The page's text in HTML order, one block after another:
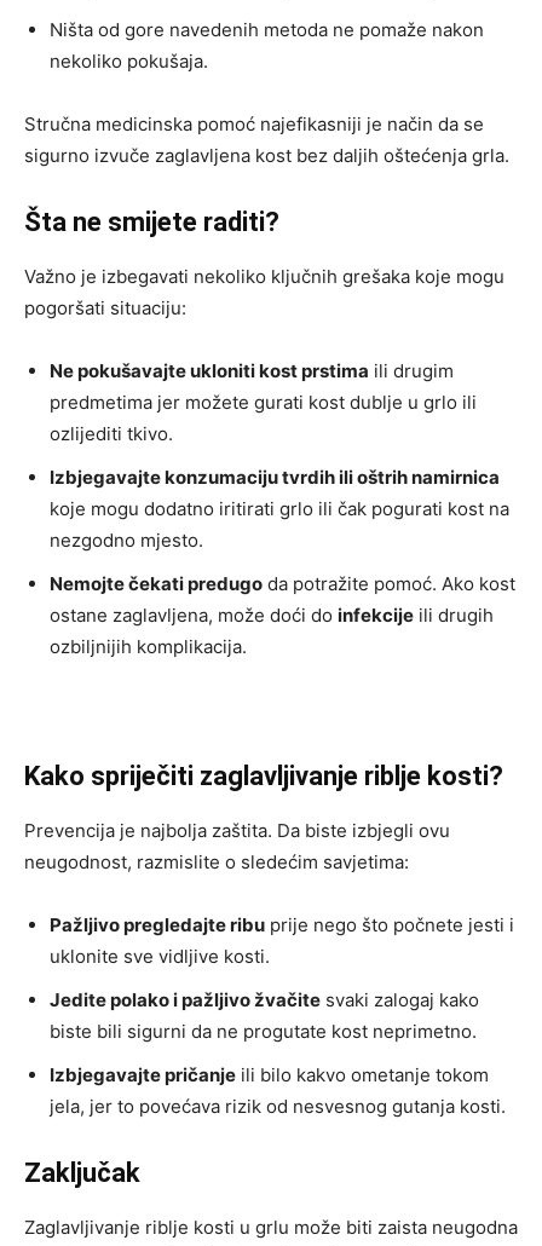
Ništa od gore navedenih metoda ne pomaže nakon
nekoliko pokušaja.
Stručna medicinska pomoć najefikasniji je način da se
sigurno izvuče zaglavljena kost bez daljih oštećenja grla.
Šta ne smijete raditi?
Važno je izbegavati nekoliko ključnih grešaka koje mogu
pogoršati situaciju:
Ne pokušavajte ukloniti kost prstima ili drugim
predmetima jer možete gurati kost dublje u grlo ili
ozlijediti tkivo.
Izbjegavajte konzumaciju tvrdih ili oštrih namirnica
koje mogu dodatno iritirati grlo ili čak pogurati kost na
nezgodno mjesto.
Nemojte čekati predugo da potražite pomoć. Ako kost
ostane zaglavljena, može doći do infekcije ili drugih
ozbiljnijih komplikacija.
Kako spriječiti zaglavljivanje riblje kosti?
Prevencija je najbolja zaštita. Da biste izbjegli ovu
neugodnost, razmislite o sledećim savjetima:
Pažljivo pregledajte ribu prije nego što počnete jesti i
uklonite sve vidljive kosti.
Jedite polako i pažljivo žvačite svaki zalogaj kako
biste bili sigurni da ne progutate kost neprimetno.
Izbjegavajte pričanje ili bilo kakvo ometanje tokom
jela, jer to povećava rizik od nesvesnog gutanja kosti.
Zaključak
Zaglavljivanje riblje kosti u grlu može biti zaista neugodna